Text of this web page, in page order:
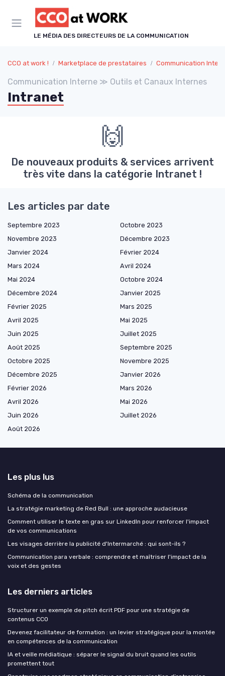
LE MÉDIA DES DIRECTEURS DE LA COMMUNICATION
CCO at work ! Marketplace de prestataires Communication
Communication Interne ≫ Outils et Canaux Internes
Intranet
🙌
De nouveaux produits & services arrivent
très vite dans la catégorie Intranet !
Les articles par date
Septembre 2023
Octobre 2023
Novembre 2023
Décembre 2023
Janvier 2024
Février 2024
Mars 2024
Avril 2024
Mai 2024
Octobre 2024
Décembre 2024
Janvier 2025
Février 2025
Mars 2025
Avril 2025
Mai 2025
Juin 2025
Juillet 2025
Août 2025
Septembre 2025
Octobre 2025
Novembre 2025
Décembre 2025
Janvier 2026
Février 2026
Mars 2026
Avril 2026
Mai 2026
Juin 2026
Juillet 2026
Août 2026
Les plus lus
Schéma de la communication
La stratégie marketing de Red Bull : une approche audacieuse
Comment utiliser le texte en gras sur LinkedIn pour renforcer l'impact
de vos communications
Les visages derrière la publicité d'Intermarché : qui sont-ils ?
Communication para verbale : comprendre et maîtriser l'impact de la
voix et des gestes
Les derniers articles
Structurer un exemple de pitch écrit PDF pour une stratégie de
contenus CCO
Devenez facilitateur de formation : un levier stratégique pour la montée
en compétences de la communication
IA et veille médiatique : séparer le signal du bruit quand les outils
promettent tout
Panneau de gestion des cookies